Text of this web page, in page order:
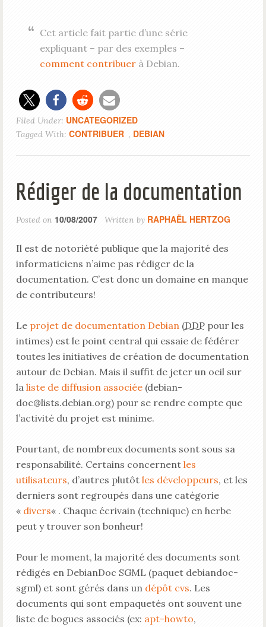
Cet article fait partie d’une série
expliquant – par des exemples –
comment contribuerà Debian.
Filed Under: UNCATEGORIZED
Tagged With: CONTRIBUER , DEBIAN
Rédiger de la documentation
Posted on 10/08/2007 Written by RAPHAËL HERTZOG
Il est de notoriété publique que la majorité des
informaticiens n’aime pas rédiger de la
documentation. C’est donc un domaine en manque
de contributeurs!
Le projet de documentation Debian(DDPpour les
intimes) est le point central qui essaie de fédérer
toutes les initiatives de création de documentation
autour de Debian. Mais il suffit de jeter un oeil sur
la liste de diffusion associée(debian-
doc@lists.debian.org) pour se rendre compte que
l’activité du projet est minime.
Pourtant, de nombreux documents sont sous sa
responsabilité. Certains concernent les
utilisateurs, d’autres plutôt les développeurs, et les
derniers sont regroupés dans une catégorie
« divers« . Chaque écrivain (technique) en herbe
peut y trouver son bonheur!
Pour le moment, la majorité des documents sont
rédigés en DebianDoc SGML (paquet debiandoc-
sgml) et sont gérés dans un dépôt cvs. Les
documents qui sont empaquetés ont souvent une
liste de bogues associés (ex: apt-howto,